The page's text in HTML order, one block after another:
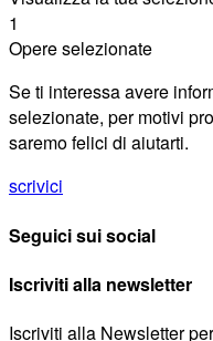
1
Opere selezionate
Se ti interessa avere
selezionate, per motivi
saremo felici di aiutarti.
scrivici
Seguici sui social
Iscriviti alla newsletter
Iscriviti alla Newsletter